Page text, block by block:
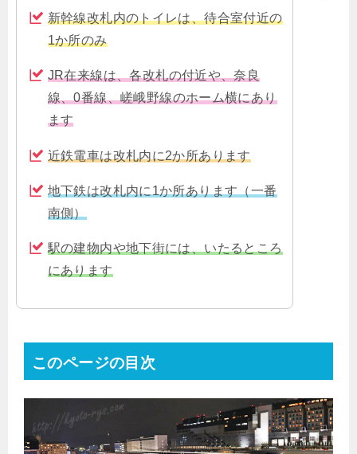
新幹線改札内のトイレは、待合室付近の
1か所のみ
JR在来線は、各改札の付近や、奈良
線、0番線、嵯峨野線のホーム横にあり
ます
近鉄電車は改札内に2か所あります
地下鉄は改札内に1か所あります（一番
南側）
駅の建物内や地下街には、いたるところ
にあります
このページの目次